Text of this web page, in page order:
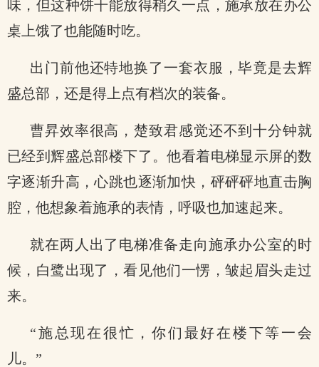
味，但这种饼干能放得稍久一点，施承放在办公
桌上饿了也能随时吃。
出门前他还特地换了一套衣服，毕竟是去辉
盛总部，还是得上点有档次的装备。
曹昇效率很高，楚致君感觉还不到十分钟就
已经到辉盛总部楼下了。他看着电梯显示屏的数
字逐渐升高，心跳也逐渐加快，砰砰砰地直击胸
腔，他想象着施承的表情，呼吸也加速起来。
就在两人出了电梯准备走向施承办公室的时
候，白鹭出现了，看见他们一愣，皱起眉头走过
来。
“施总现在很忙，你们最好在楼下等一会
儿。”